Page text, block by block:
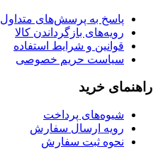
پاسخ به پرسش‌های متداول
رویه‌های بازگرداندن کالا
قوانین و شرایط استفاده
سیاست حریم خصوصی
راهنمای خرید
شیوه‌های پرداخت
رویه ارسال سفارش
نحوه ثبت سفارش